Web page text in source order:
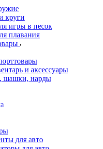
круги
игры в песок
плавания
и аксессуары
шашки, нарды
для авто